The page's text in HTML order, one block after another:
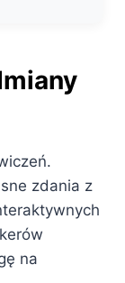
zdania z
na